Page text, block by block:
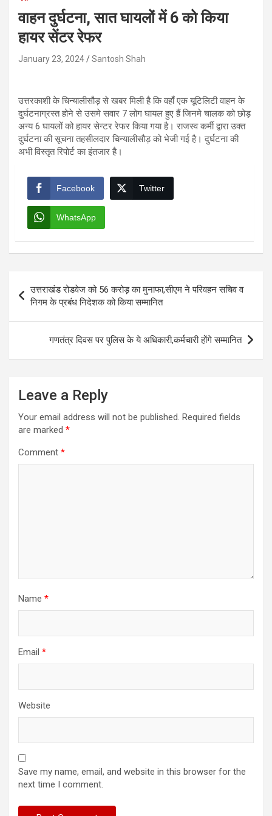
वाहन दुर्घटना, सात घायलों में 6 को किया
हायर सेंटर रेफर
January 23, 2024 Santosh Shah
उत्तरकाशी के चिन्यालीसौड़ से खबर मिली है कि वहाँ एक यूटिलिटी वाहन के
दुर्घटनाग्रस्त होने से उसमे सवार 7 लोग घायल हुए हैं जिनमे चालक को छोड़
अन्य 6 घायलों को हायर सेन्टर रेफर किया गया है। राजस्व कर्मी द्वारा उक्त
दुर्घटना की सूचना तहसीलदार चिन्यालीसौड़ को भेजी गई है। दुर्घटना की
अभी विस्तृत रिपोर्ट का इंतजार है।
Facebook Twitter
WhatsApp
navigation
उत्तराखंड रोडवेज को 56 करोड़ का मुनाफा,सीएम ने परिवहन सचिव व
निगम के प्रबंध निदेशक को किया सम्मानित
गणतंत्र दिवस पर पुलिस के ये अधिकारी,कर्मचारी होंगे सम्मानित
Leave a Reply
Your email address will not be published. Required fields
are marked *
Comment *
Name *
Email *
Website
Save my name, email, and website in this browser for the
next time I comment.